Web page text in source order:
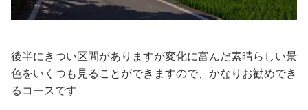
後半にきつい区間がありますが変化に富んだ素晴らしい景
色をいくつも見ることができますので、かなりお勧めでき
るコースです